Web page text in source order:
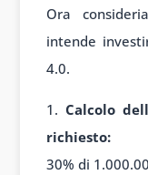
Ora
intende
4.0.
Calcolo
richiesto:
30% di